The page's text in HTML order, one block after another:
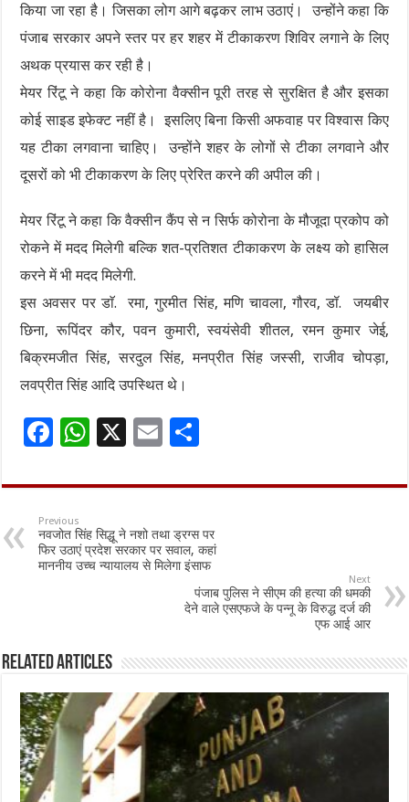
किया जा रहा है। जिसका लोग आगे बढ़कर लाभ उठाएं। उन्होंने कहा कि
पंजाब सरकार अपने स्तर पर हर शहर में टीकाकरण शिविर लगाने के लिए
अथक प्रयास कर रही है।
मेयर रिंटू ने कहा कि कोरोना वैक्सीन पूरी तरह से सुरक्षित है और इसका
कोई साइड इफेक्ट नहीं है। इसलिए बिना किसी अफवाह पर विश्वास किए
यह टीका लगवाना चाहिए। उन्होंने शहर के लोगों से टीका लगवाने और
दूसरों को भी टीकाकरण के लिए प्रेरित करने की अपील की।
मेयर रिंटू ने कहा कि वैक्सीन कैंप से न सिर्फ कोरोना के मौजूदा प्रकोप को
रोकने में मदद मिलेगी बल्कि शत-प्रतिशत टीकाकरण के लक्ष्य को हासिल
करने में भी मदद मिलेगी.
इस अवसर पर डाॅ. रमा, गुरमीत सिंह, मणि चावला, गौरव, डॉ. जयबीर
छिना, रूपिंदर कौर, पवन कुमारी, स्वयंसेवी शीतल, रमन कुमार जेई,
बिक्रमजीत सिंह, सरदुल सिंह, मनप्रीत सिंह जस्सी, राजीव चोपड़ा,
लवप्रीत सिंह आदि उपस्थित थे।
F
e
b
o
o
W
at
sA
p
p
X
E
ai ar
Previous
नवजोत सिंह सिद्धू ने नशो तथा ड्रग्स पर
फिर उठाएं प्रदेश सरकार पर सवाल, कहां
माननीय उच्च न्यायालय से मिलेगा इंसाफ
Next
पंजाब पुलिस ने सीएम की हत्या की धमकी
देने वाले एसएफजे के पन्नू के विरुद्ध दर्ज की
एफ आई आर
Related Articles